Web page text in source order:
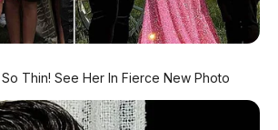
mewah. Di dashboard
29 inci 6K ultra-wide panoramic
persen
layar 21 inci 4K yang bisa
120 mm.
Thin! See Her In Fierce New Photo